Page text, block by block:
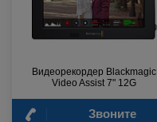
Видеорекордер Blackmagic
Video Assist 7" 12G
Звоните